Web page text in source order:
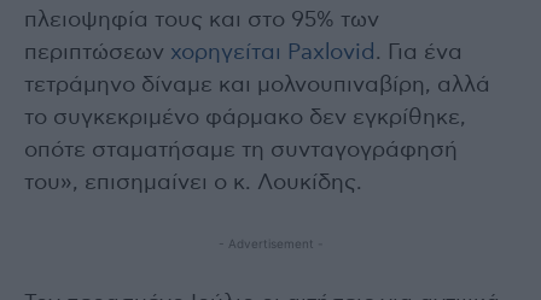
πλειοψηφία τους και στο 95% των
περιπτώσεων χορηγείται Paxlovid . Για ένα
τετράμηνο δίναμε και μολνουπιναβίρη, αλλά
το συγκεκριμένο φάρμακο δεν εγκρίθηκε,
οπότε σταματήσαμε τη συνταγογράφησή
του», επισημαίνει ο κ. Λουκίδης.
- Advertisement -